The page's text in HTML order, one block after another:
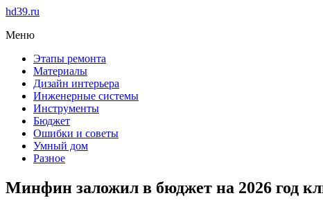
hd39.ru
Меню
Этапы ремонта
Материалы
Дизайн интерьера
Инженерные системы
Инструменты
Бюджет
Ошибки и советы
Умный дом
Разное
Минфин заложил в бюджет на 2026 год